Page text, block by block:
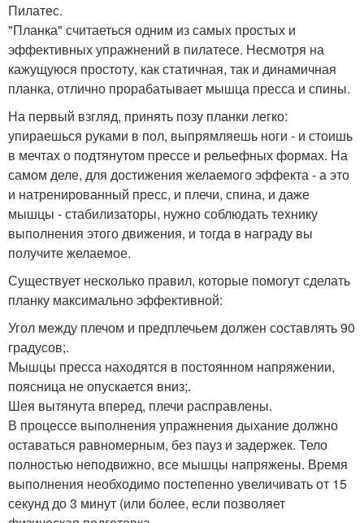
Пилатес.
"Планка" считаеться одним из самых простых и
эффективных упражнений в пилатесе. Несмотря на
кажущуюся простоту, как статичная, так и динамичная
планка, отлично прорабатывает мышца пресса и спины.
На первый взгляд, принять позу планки легко:
упираешься руками в пол, выпрямляешь ноги - и стоишь
в мечтах о подтянутом прессе и рельефных формах. На
самом деле, для достижения желаемого эффекта - а это
и натренированный пресс, и плечи, спина, и даже
мышцы - стабилизаторы, нужно соблюдать технику
выполнения этого движения, и тогда в награду вы
получите желаемое.
Существует несколько правил, которые помогут сделать
планку максимально эффективной:
Угол между плечом и предплечьем должен составлять 90
градусов;.
Мышцы пресса находятся в постоянном напряжении,
поясница не опускается вниз;.
Шея вытянута вперед, плечи расправлены.
В процессе выполнения упражнения дыхание должно
оставаться равномерным, без пауз и задержек. Тело
полностью неподвижно, все мышцы напряжены. Время
выполнения необходимо постепенно увеличивать от 15
секунд до 3 минут (или более, если позволяет